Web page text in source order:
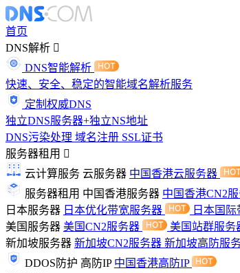
首页
DNS解析
DNS智能解析
快速、安全、稳定的智能域名解析服务
定制权威DNS
独立DNS服务器+独立NS地址
DNS污染处理 域名注册 SSL证书
服务器租用
云计算服务 云服务器 中国香港云服务器
服务器租用 中国香港服务器 中国香港CN2
日本服务器 日本优化带宽服务器
日本国
美国服务器 美国CN2服务器 美国站群服务
新加坡服务器 新加坡CN2服务器 新加坡高防服
DDOS防护 高防IP 中国香港高防IP